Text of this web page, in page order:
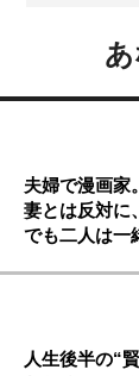
夫婦で漫画家
妻とは反対
でも二人は
人生後半の“